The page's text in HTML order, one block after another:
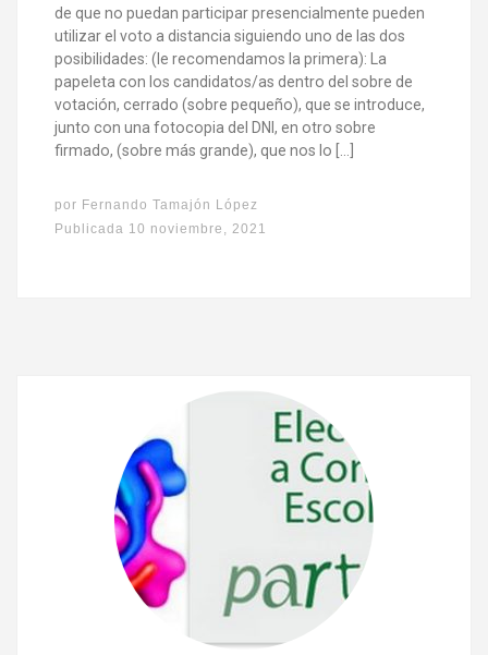
de que no puedan participar presencialmente pueden
utilizar el voto a distancia siguiendo uno de las dos
posibilidades: (le recomendamos la primera): La
papeleta con los candidatos/as dentro del sobre de
votación, cerrado (sobre pequeño), que se introduce,
junto con una fotocopia del DNI, en otro sobre
firmado, (sobre más grande), que nos lo […]
por Fernando Tamajón López
Publicada 10 noviembre, 2021